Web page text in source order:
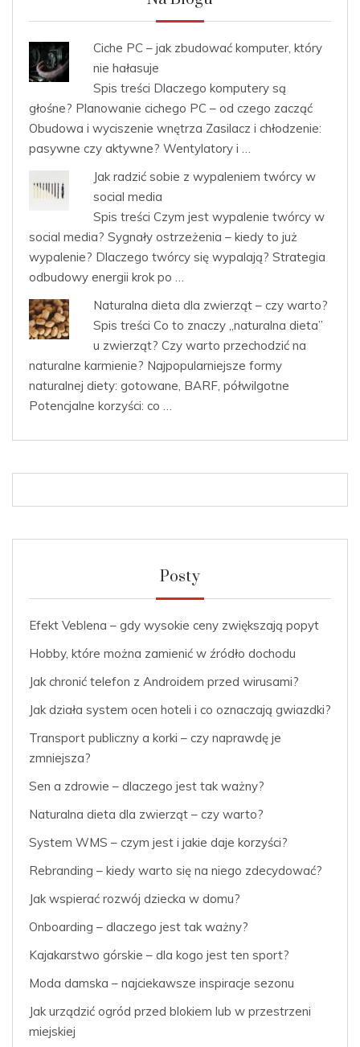
Ciche PC – jak zbudować komputer, który
nie hałasuje
Spis treści Dlaczego komputery są
głośne? Planowanie cichego PC – od czego zacząć
Obudowa i wyciszenie wnętrza Zasilacz i chłodzenie:
pasywne czy aktywne? Wentylatory i …
Jak radzić sobie z wypaleniem twórcy w
social media
Spis treści Czym jest wypalenie twórcy w
social media? Sygnały ostrzeżenia – kiedy to już
wypalenie? Dlaczego twórcy się wypalają? Strategia
odbudowy energii krok po …
Naturalna dieta dla zwierząt – czy warto?
Spis treści Co to znaczy „naturalna dieta”
u zwierząt? Czy warto przechodzić na
naturalne karmienie? Najpopularniejsze formy
naturalnej diety: gotowane, BARF, półwilgotne
Potencjalne korzyści: co …
Posty
Efekt Veblena – gdy wysokie ceny zwiększają popyt
Hobby, które można zamienić w źródło dochodu
Jak chronić telefon z Androidem przed wirusami?
Jak działa system ocen hoteli i co oznaczają gwiazdki?
Transport publiczny a korki – czy naprawdę je
zmniejsza?
Sen a zdrowie – dlaczego jest tak ważny?
Naturalna dieta dla zwierząt – czy warto?
System WMS – czym jest i jakie daje korzyści?
Rebranding – kiedy warto się na niego zdecydować?
Jak wspierać rozwój dziecka w domu?
Onboarding – dlaczego jest tak ważny?
Kajakarstwo górskie – dla kogo jest ten sport?
Moda damska – najciekawsze inspiracje sezonu
Jak urządzić ogród przed blokiem lub w przestrzeni
miejskiej